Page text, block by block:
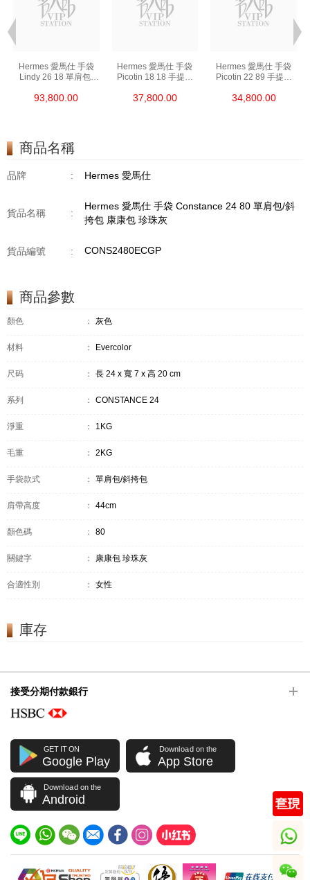
Hermes 愛馬仕 手袋
Lindy 26 18 單肩包/
93,800.00
Hermes 愛馬仕 手袋
Picotin 18 18 手提包
37,800.00
Hermes 愛馬仕 手袋
Picotin 22 89 手提包
34,800.00
商品名稱
品牌 : Hermes 愛馬仕
貨品名稱 :
Hermes 愛馬仕 手袋 Constance 24 80 單肩包/斜
挎包 康康包 珍珠灰
貨品編號 : CONS2480ECGP
商品參數
顏色 ： 灰色
材料 ： Evercolor
尺码 ： 長 24 x 寬 7 x 高 20 cm
系列 ： CONSTANCE 24
淨重 ： 1KG
毛重 ： 2KG
手袋款式 ： 單肩包/斜挎包
肩帶高度 ： 44cm
顏色碼 ： 80
關鍵字 ： 康康包 珍珠灰
合適性別 ： 女性
庫存
接受分期付款銀行
GET IT ON
Google Play
Download on the
App Store
Download on the
Android
whatsapp